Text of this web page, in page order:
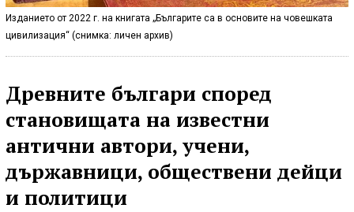
Изданието от 2022 г. на книгата „Българите са в основите на човешката
цивилизация“ (снимка: личен архив)
Древните българи според
становищата на известни
антични автори, учени,
държавници, обществени дейци
и политици